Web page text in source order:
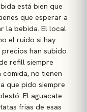
está bien que
que esperar a
la bebida. El local
el ruido si hay
han subido
refill siempre
no tienen
que pido siempre
El aguacate
frias de esas